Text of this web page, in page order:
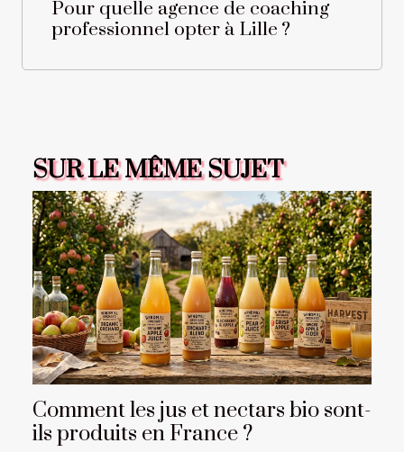
Pour quelle agence de coaching
professionnel opter à Lille ?
SUR LE MÊME SUJET
Comment les jus et nectars bio sont-
ils produits en France ?